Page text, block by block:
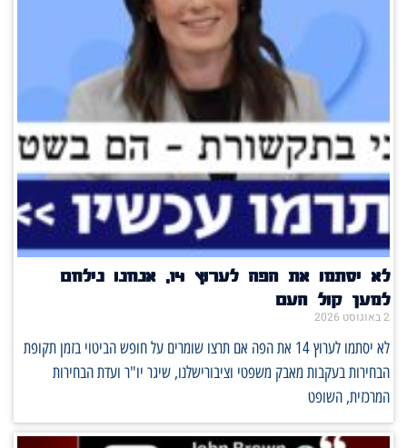
לא יסתמו את הפה לערוץ 14, אנחנו נילחם
למען קול העם
2 באוגוסט 2026
לא יסתמו לערוץ 14 את הפה אם תרצו שומרים על חופש הביטוי בזמן תקופת
הבחירות בעקבות מאבק משפטי וציבורישלנו, שיגר יו"ר ועדת הבחירות
המרכזית, השופט